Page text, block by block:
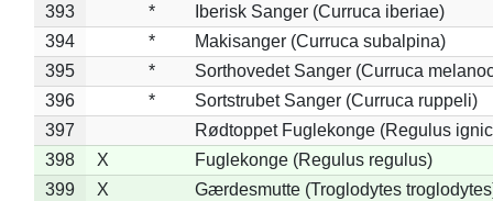
393
*
Iberisk Sanger (Curruca iberiae)
394
*
Makisanger (Curruca subalpina)
395
*
Sorthovedet Sanger (Curruca
396
*
Sortstrubet Sanger (Curruca ruppeli)
397
Rødtoppet Fuglekonge (Regulus
398
X
Fuglekonge (Regulus regulus)
399
X
Gærdesmutte (Troglodytes